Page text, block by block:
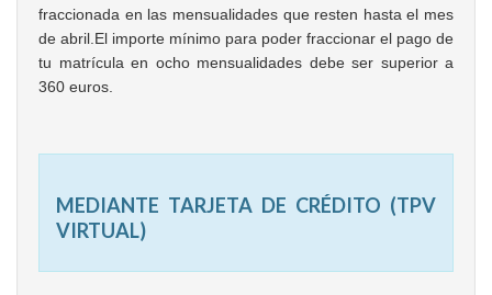
fraccionada en las mensualidades que resten hasta el mes
de abril.El importe mínimo para poder fraccionar el pago de
tu matrícula en ocho mensualidades debe ser superior a
360 euros.
MEDIANTE TARJETA DE CRÉDITO (TPV
VIRTUAL)